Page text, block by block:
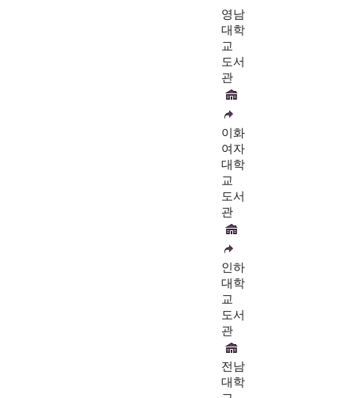
영남
대학
교
도서
관
이화
여자
대학
교
도서
관
인하
대학
교
도서
관
전남
대학